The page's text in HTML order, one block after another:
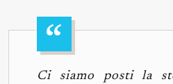
Ci siamo posti la